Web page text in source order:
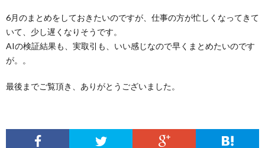
6月のまとめをしておきたいのですが、仕事の方が忙しくなってきて
いて、少し遅くなりそうです。
AIの検証結果も、実取引も、いい感じなので早くまとめたいのです
が。。
最後までご覧頂き、ありがとうございました。